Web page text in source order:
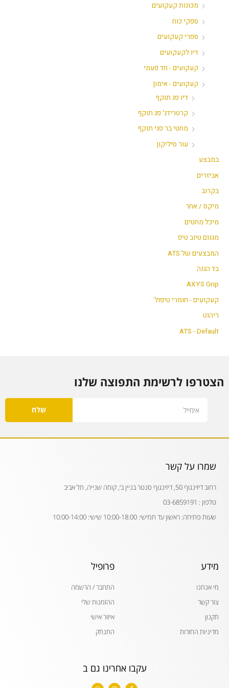
מכונות קעקועים
ספקי כוח
ספרי קעקועים
דיו לקעקועים
קעקועים - חד פעמי
קעקועים - אימון
דיו פג תוקף
קרטרידג' פג תוקף
מחטי בר פגי תוקף
עור סיליקון
במבצע
אביזרים
בקרוב
מיקס / אחר
מיכל מחטים
מגנום טיוב טיפ
המבצעים של ATS
בד הגנה
AXYS Grip
קעקועים - חומרי טיפול
ריהוט
ATS - Default
הצטרפו לרשימת התפוצה שלנו
שלח
שמרו על קשר
רחוב דיזינגוף 50, דיזינגוף סנטר בניין ב׳, קומה שנייה, תל אביב
טלפון : 03-6859191
שעות פתיחה: ראשון עד חמישי: 10:00-18:00 שישי: 10:00-14:00
מידע
מי אנחנו
צור קשר
תקנון
מדיניות החזרות
פרופיל
התחבר / הרשמה
ההזמנות שלי
איזור אישי
התנתק
עקבו אחרינו גם ב
F
I
W